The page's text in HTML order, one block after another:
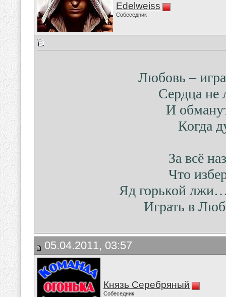
Edelweiss
Собеседник
Любовь –
Сердца не
И
Когда
За всё
Что
Яд горькой
Играть в
05.04.2011, 03:57
Князь Серебряный
Собеседник